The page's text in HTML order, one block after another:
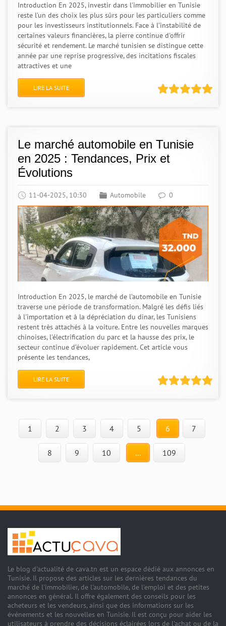
Introduction En 2025, investir dans l'immobilier en Tunisie
reste l’un des choix les plus sûrs pour les particuliers comme
pour les investisseurs institutionnels. Face à l’instabilité de
certaines valeurs financières, la pierre continue d'offrir
sécurité et rendement. Le marché tunisien se distingue cette
année par une reprise progressive, des incitations fiscales
attractives et une
LIRE LA SUITE
Le marché automobile en Tunisie
en 2025 : Tendances, Prix et
Évolutions
11-04-2025, 10:30 Automobile 0
Introduction En 2025, le marché de l’automobile en Tunisie
traverse une période de transformation. Malgré les défis liés
à l'importation et à la dépréciation du dinar, les Tunisiens
restent très attachés à la voiture. Entre les nouvelles marques
chinoises, l'électrification du parc et la hausse des prix, le
secteur continue d’évoluer rapidement. Cet article vous
présente les tendances,
LIRE LA SUITE
1 2 3 4 5 6 7
8 9 10 ... 109
Le blog d'actualité de cava.tn est un espace dédié aux annonces en
Tunisie. Il propose des articles sur les dernières tendances du
marché de l'immobilier, de l'automobile, de l'emploi et des petites
annonces en général. Il offre également des conseils pour les
acheteurs et les vendeurs, ainsi que des informations sur les
événements et les nouvelles en Tunisie. Il est conçu pour aider les
utilisateurs à prendre des décisions éclairées lors de l'achat ou de la